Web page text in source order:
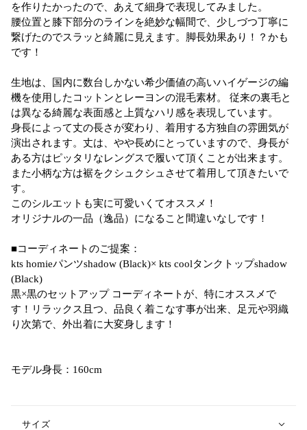
を作りたかったので、あえて細身で表現してみました。
腰位置と膝下部分のラインを絶妙な幅間で、少しづつ丁寧に
繋げたのでスラッと綺麗に見えます。脚長効果あり！？かも
です！
生地は、国内に数台しかない希少価値の高いハイゲージの編
機を使用したコットンとレーヨンの混毛素材。 従来の裏毛と
は異なる綺麗な表面感と上質なハリ感を表現しています。
身長によって丈の長さが変わり、着用する方独自の雰囲気が
演出されます。丈は、やや長めにとっていますので、身長が
ある方はピッタリなレングスで履いて頂くことが出来ます。
また小柄な方は裾をクシュクシュさせて着用して頂きたいで
す。
このシルエットも実に可愛いくてオススメ！
オリジナルの一品（逸品）になること間違いなしです！
■コーディネートのご提案：
kts homieパンツshadow (Black)× kts coolタンクトップshadow
(Black)
黒×黒のセットアップ コーディネートが、特にオススメで
す！リラックス且つ、品良く着こなす事が出来、足元や羽織
り次第で、外出着に大変身します！
モデル身長：160cm
サイズ